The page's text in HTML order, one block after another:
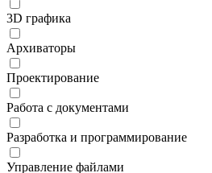
3D графика
Архиваторы
Проектирование
Работа с документами
Разработка и программирование
Управление файлами